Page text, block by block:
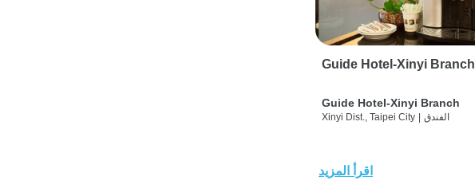
Guide Hotel-Xinyi Branch
Guide Hotel-Xinyi Branch
Xinyi Dist., Taipei City | الفندق
اقرأ المزيد